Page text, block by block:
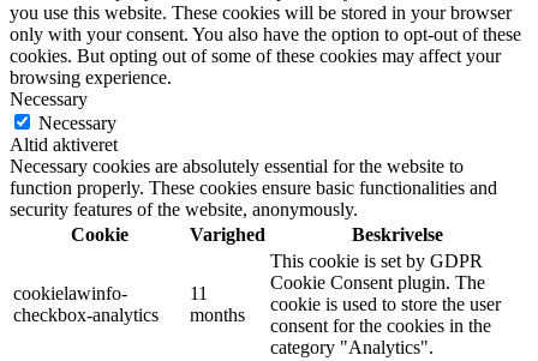
you use this website. These cookies will be stored in your browser
only with your consent. You also have the option to opt-out of these
cookies. But opting out of some of these cookies may affect your
browsing experience.
Necessary
Necessary
Altid aktiveret
Necessary cookies are absolutely essential for the website to
function properly. These cookies ensure basic functionalities and
security features of the website, anonymously.
Cookie
Varighed Beskrivelse
cookielawinfo-
checkbox-analytics
11
months
This cookie is set by GDPR
Cookie Consent plugin. The
cookie is used to store the user
consent for the cookies in the
category "Analytics".